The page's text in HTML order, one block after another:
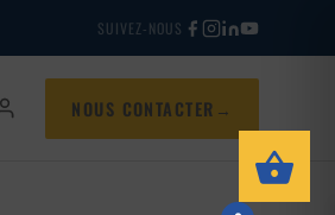
SUIVEZ-NOUS
NOUS CONTACTER